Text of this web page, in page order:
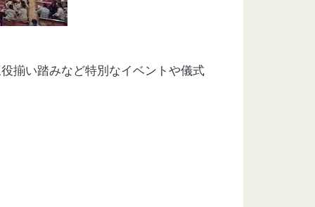
揃い踏みなど特別なイベントや儀式